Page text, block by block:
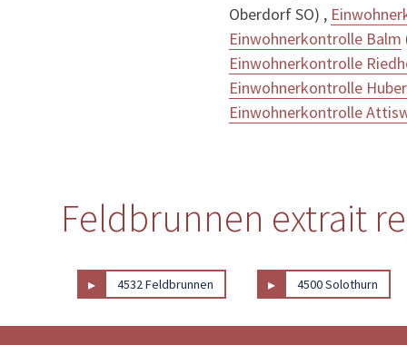
Oberdorf SO) ,
Einwohnerkontrolle Balm
Einwohnerkontrolle
Einwohnerkontrolle
Einwohnerkontrolle
Feldbrunnen extrait
▸ 4532 Feldbrunnen ▸ 4500 Solothurn